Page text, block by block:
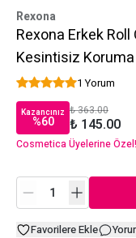
Rexona
Rexona Erkek
Kesintisiz
1 Yorum
Kazancınız
%60
₺ 363.00
₺ 145.00
Cosmetica Üyelerine Özel!
Favorilere Ekle